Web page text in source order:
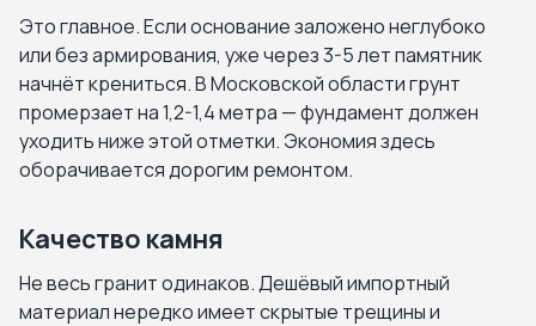
Это главное. Если основание заложено неглубоко
или без армирования, уже через 3-5 лет памятник
начнёт крениться. В Московской области грунт
промерзает на 1,2-1,4 метра — фундамент должен
уходить ниже этой отметки. Экономия здесь
оборачивается дорогим ремонтом.
Качество камня
Не весь гранит одинаков. Дешёвый импортный
материал нередко имеет скрытые трещины и